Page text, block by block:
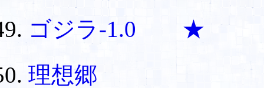
ゴジラ-1.0 ★
理想郷